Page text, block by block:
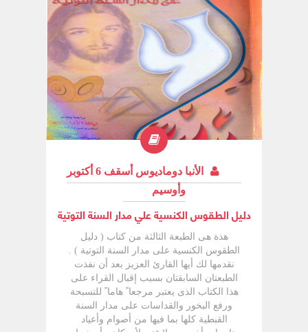
فى مجلد واحد في ٦٢٠ صفحة من القطع
الكبير. وهذه هي الطبعة التي قمنا بالترجمة
منها إلى العربية.
الأنبا دوماديوس أسقف 6 أكتوبر
وأوسيم
دليل الطقوس الكنسية علي مدار السنة التوتية
هذة هى الطبعة الثالثة من كتاب ( دليل
الطقوس الكنسية على مدار السنة التوتية ) .
نقدمها لك أيها القارئ العزيز بعد أن نفذت
الطبعتان السابقتان بسبب إقبال القراء على
هذا الكتاب الذى يعتبر مرجعا ً هاما ً للتسبحة
ورفع البخور والقداسات على مدار السنة
القبطية كلها بما فيها من أصوام وأعياد